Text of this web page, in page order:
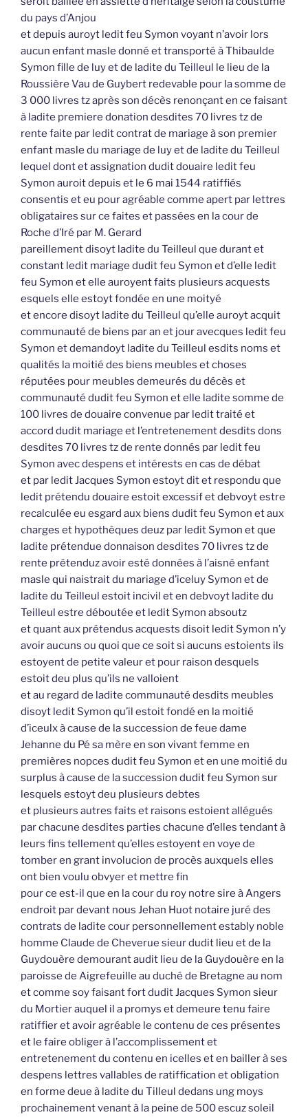
du pays d’Anjou
et depuis auroyt ledit feu Symon voyant n’avoir lors
aucun enfant masle donné et transporté à Thibaulde
Symon fille de luy et de ladite du Teilleul le lieu de la
Roussière Vau de Guybert redevable pour la somme de
3 000 livres tz après son décès renonçant en ce faisant
à ladite premiere donation desdites 70 livres tz de
rente faite par ledit contrat de mariage à son premier
enfant masle du mariage de luy et de ladite du Teilleul
lequel dont et assignation dudit douaire ledit feu
Symon auroit depuis et le 6 mai 1544 ratiffiés
consentis et eu pour agréable comme apert par lettres
obligataires sur ce faites et passées en la cour de
Roche d’Iré par M. Gerard
pareillement disoyt ladite du Teilleul que durant et
constant ledit mariage dudit feu Symon et d’elle ledit
feu Symon et elle auroyent faits plusieurs acquests
esquels elle estoyt fondée en une moityé
et encore disoyt ladite du Teilleul qu’elle auroyt acquit
communauté de biens par an et jour avecques ledit feu
Symon et demandoyt ladite du Teilleul esdits noms et
qualités la moitié des biens meubles et choses
réputées pour meubles demeurés du décès et
communauté dudit feu Symon et elle ladite somme de
100 livres de douaire convenue par ledit traité et
accord dudit mariage et l’entretenement desdits dons
desdites 70 livres tz de rente donnés par ledit feu
Symon avec despens et intérests en cas de débat
et par ledit Jacques Symon estoyt dit et respondu que
ledit prétendu douaire estoit excessif et debvoyt estre
recalculée eu esgard aux biens dudit feu Symon et aux
charges et hypothèques deuz par ledit Symon et que
ladite prétendue donnaison desdites 70 livres tz de
rente prétenduz avoir esté données à l’aisné enfant
masle qui naistrait du mariage d’iceluy Symon et de
ladite du Teilleul estoit incivil et en debvoyt ladite du
Teilleul estre déboutée et ledit Symon absoutz
et quant aux prétendus acquests disoit ledit Symon n’y
avoir aucuns ou quoi que ce soit si aucuns estoients ils
estoyent de petite valeur et pour raison desquels
estoit deu plus qu’ils ne valloient
et au regard de ladite communauté desdits meubles
disoyt ledit Symon qu’il estoit fondé en la moitié
d’iceulx à cause de la succession de feue dame
Jehanne du Pé sa mère en son vivant femme en
premières nopces dudit feu Symon et en une moitié du
surplus à cause de la succession dudit feu Symon sur
lesquels estoyt deu plusieurs debtes
et plusieurs autres faits et raisons estoient allégués
par chacune desdites parties chacune d’elles tendant à
leurs fins tellement qu’elles estoyent en voye de
tomber en grant involucion de procès auxquels elles
ont bien voulu obvyer et mettre fin
pour ce est-il que en la cour du roy notre sire à Angers
endroit par devant nous Jehan Huot notaire juré des
contrats de ladite cour personnellement estably noble
homme Claude de Cheverue sieur dudit lieu et de la
Guydouère demourant audit lieu de la Guydouère en la
paroisse de Aigrefeuille au duché de Bretagne au nom
et comme soy faisant fort dudit Jacques Symon sieur
du Mortier auquel il a promys et demeure tenu faire
ratiffier et avoir agréable le contenu de ces présentes
et le faire obliger à l’accomplissement et
entretenement du contenu en icelles et en bailler à ses
despens lettres vallables de ratiffication et obligation
en forme deue à ladite du Tilleul dedans ung moys
prochainement venant à la peine de 500 escuz soleil